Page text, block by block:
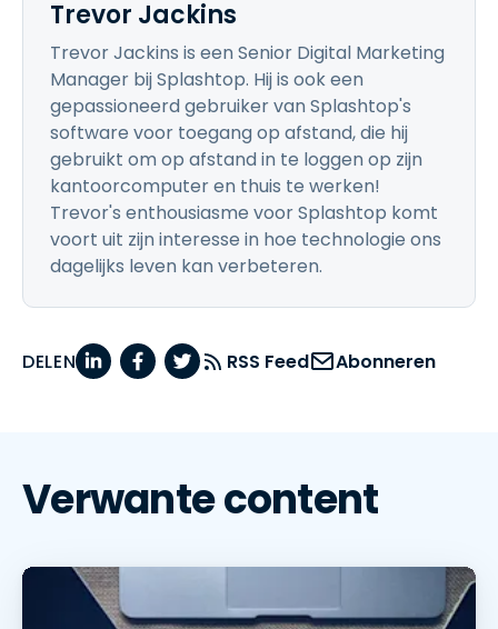
Trevor Jackins
Trevor Jackins is een Senior Digital Marketing
Manager bij Splashtop. Hij is ook een
gepassioneerd gebruiker van Splashtop's
software voor toegang op afstand, die hij
gebruikt om op afstand in te loggen op zijn
kantoorcomputer en thuis te werken!
Trevor's enthousiasme voor Splashtop komt
voort uit zijn interesse in hoe technologie ons
dagelijks leven kan verbeteren.
DELEN RSS Feed Abonneren
Verwante content